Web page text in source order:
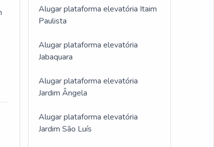
Alugar plataforma elevatória Itaim
Paulista
Alugar plataforma elevatória
Jabaquara
Alugar plataforma elevatória
Jardim Ângela
Alugar plataforma elevatória
Jardim São Luís